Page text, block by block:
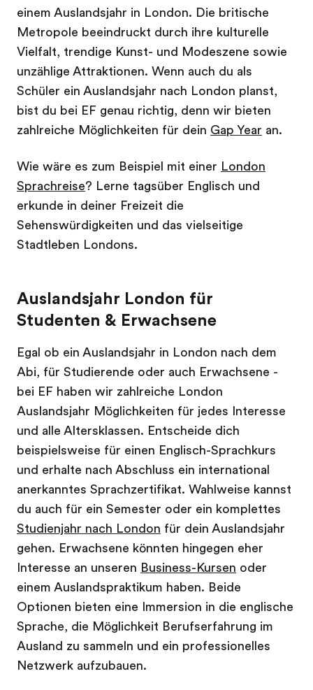
einem Auslandsjahr in London. Die britische
Metropole beeindruckt durch ihre kulturelle
Vielfalt, trendige Kunst- und Modeszene sowie
unzählige Attraktionen. Wenn auch du als
Schüler ein Auslandsjahr nach London planst,
bist du bei EF genau richtig, denn wir bieten
zahlreiche Möglichkeiten für dein Gap Year an.
Wie wäre es zum Beispiel mit einer London
Sprachreise? Lerne tagsüber Englisch und
erkunde in deiner Freizeit die
Sehenswürdigkeiten und das vielseitige
Stadtleben Londons.
Auslandsjahr London für
Studenten & Erwachsene
Egal ob ein Auslandsjahr in London nach dem
Abi, für Studierende oder auch Erwachsene -
bei EF haben wir zahlreiche London
Auslandsjahr Möglichkeiten für jedes Interesse
und alle Altersklassen. Entscheide dich
beispielsweise für einen Englisch-Sprachkurs
und erhalte nach Abschluss ein international
anerkanntes Sprachzertifikat. Wahlweise kannst
du auch für ein Semester oder ein komplettes
Studienjahr nach London für dein Auslandsjahr
gehen. Erwachsene könnten hingegen eher
Interesse an unseren Business-Kursen oder
einem Auslandspraktikum haben. Beide
Optionen bieten eine Immersion in die englische
Sprache, die Möglichkeit Berufserfahrung im
Ausland zu sammeln und ein professionelles
Netzwerk aufzubauen.